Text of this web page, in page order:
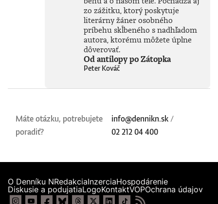
živé vystúpenie Päť
omylov, ktoré
zmenili dejiny sa
stalo hitom a dva
roky po sebe bolo
vypredané na
Edinburgh Fringe aj
Diváci so záujmom
obľúbili a webová
stránka British
Dorsetu a
vyštudoval históriu
na University
zo zážitku, ktorý poskytuje
literárny žáner osobného
príbehu skĺbeného s nadhľadom
autora, ktorému môžete úplne
dôverovať.
Od antilopy po Zátopka
Peter Kováč
Máte otázku, potrebujete
poradiť?
info@dennikn.sk /
02 212 04 400
O Denníku NRedakciaInzerciaHospodárenie
Diskusie a podujatiaLogoKontaktVOPOchrana údajov